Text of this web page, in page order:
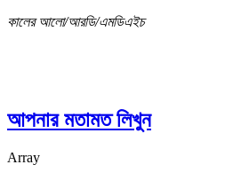
কালের আলো/আরডি/এমডিএইচ
আপনার মতামত লিখুন
Array